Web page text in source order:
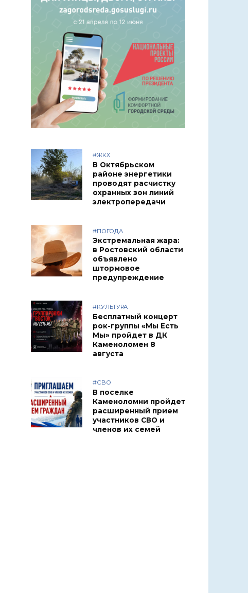
#ЖКХ
В Октябрьском
районе энергетики
проводят расчистку
охранных зон линий
электропередачи
#ПОГОДА
Экстремальная жара:
в Ростовский области
объявлено
штормовое
предупреждение
#КУЛЬТУРА
Бесплатный концерт
рок-группы «Мы Есть
Мы» пройдет в ДК
Каменоломен 8
августа
#СВО
В поселке
Каменоломни пройдет
расширенный прием
участников СВО и
членов их семей